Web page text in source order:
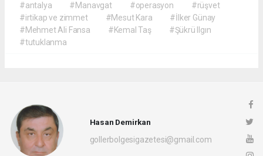
#antalya
#Manavgat #operasyon
#rüşvet
#irtikap ve zimmet
#Mesut Kara
#İlker Günay
#Mehmet Ali Fansa
#Kemal Taş
#Şükrü Ilgın
#tutuklanma
Hasan Demirkan
gollerbolgesigazetesi@gmail.com